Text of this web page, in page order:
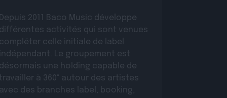
2011 Baco Music développe
activités qui sont venues
celle initiale de label
Le groupement est
une holding capable de
à 360° autour des artistes
des branches label, booking,